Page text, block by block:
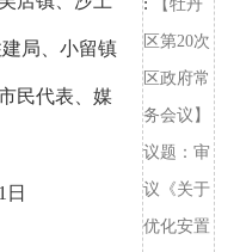
局、小留镇
民代表、媒
日
【牡丹
区第20次
区政府常
务会议】
议题：审
议《关于
优化安置